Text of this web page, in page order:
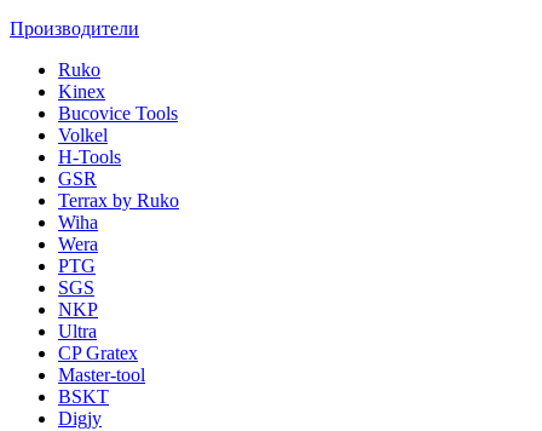
Производители
Ruko
Kinex
Bucovice Tools
Volkel
H-Tools
GSR
Terrax by Ruko
Wiha
Wera
PTG
SGS
NKP
Ultra
CP Gratex
Master-tool
BSKT
Digjy